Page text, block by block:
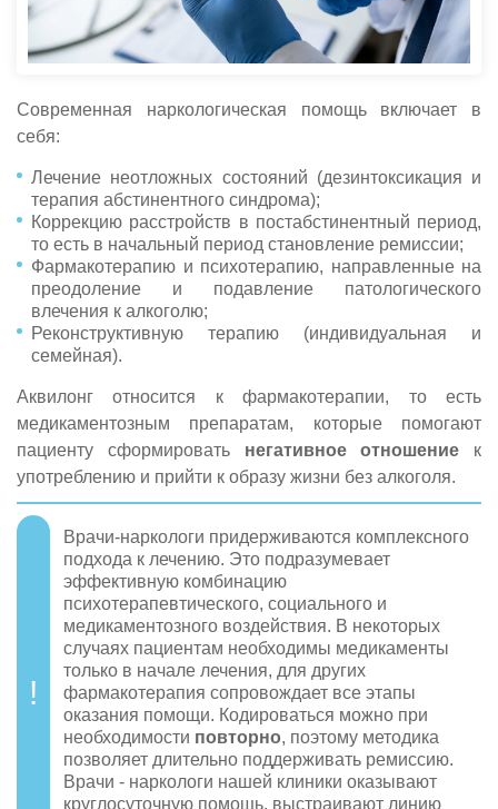
Современная наркологическая помощь включает в
себя:
Лечение неотложных состояний (дезинтоксикация и
терапия абстинентного синдрома);
Коррекцию расстройств в постабстинентный период,
то есть в начальный период становление ремиссии;
Фармакотерапию и психотерапию, направленные на
преодоление и подавление патологического
влечения к алкоголю;
Реконструктивную терапию (индивидуальная и
семейная).
Аквилонг относится к фармакотерапии, то есть
медикаментозным препаратам, которые помогают
пациенту сформировать негативное отношение к
употреблению и прийти к образу жизни без алкоголя.
Врачи-наркологи придерживаются комплексного
подхода к лечению. Это подразумевает
эффективную комбинацию
психотерапевтического, социального и
медикаментозного воздействия. В некоторых
случаях пациентам необходимы медикаменты
только в начале лечения, для других
фармакотерапия сопровождает все этапы
оказания помощи. Кодироваться можно при
необходимости повторно, поэтому методика
позволяет длительно поддерживать ремиссию.
Врачи - наркологи нашей клиники оказывают
круглосуточную помощь, выстраивают линию